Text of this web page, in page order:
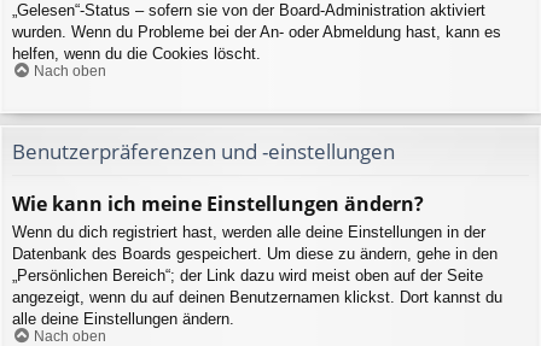
„Gelesen“-Status – sofern sie von der Board-Administration aktiviert
wurden. Wenn du Probleme bei der An- oder Abmeldung hast, kann es
helfen, wenn du die Cookies löscht.
Nach oben
Benutzerpräferenzen und -einstellungen
Wie kann ich meine Einstellungen ändern?
Wenn du dich registriert hast, werden alle deine Einstellungen in der
Datenbank des Boards gespeichert. Um diese zu ändern, gehe in den
„Persönlichen Bereich“; der Link dazu wird meist oben auf der Seite
angezeigt, wenn du auf deinen Benutzernamen klickst. Dort kannst du
alle deine Einstellungen ändern.
Nach oben